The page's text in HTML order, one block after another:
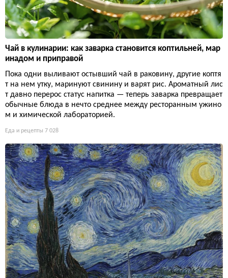
Чай в кулинарии: как заварка становится коптильней, мар
инадом и приправой
Пока одни выливают остывший чай в раковину, другие коптя
т на нем утку, маринуют свинину и варят рис. Ароматный лис
т давно перерос статус напитка — теперь заварка превращает
обычные блюда в нечто среднее между ресторанным ужино
м и химической лабораторией.
Еда и рецепты 7 028